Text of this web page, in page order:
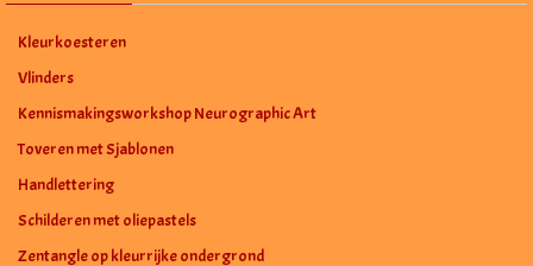
Kleurkoesteren
Vlinders
Kennismakingsworkshop Neurographic Art
Toveren met Sjablonen
Handlettering
Schilderen met oliepastels
Zentangle op kleurrijke ondergrond